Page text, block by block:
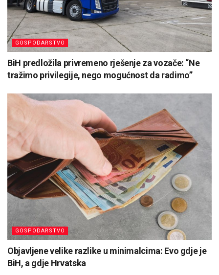
GOSPODARSTVO
BiH predložila privremeno rješenje za vozače: “Ne
tražimo privilegije, nego mogućnost da radimo”
GOSPODARSTVO
Objavljene velike razlike u minimalcima: Evo gdje je
BiH, a gdje Hrvatska